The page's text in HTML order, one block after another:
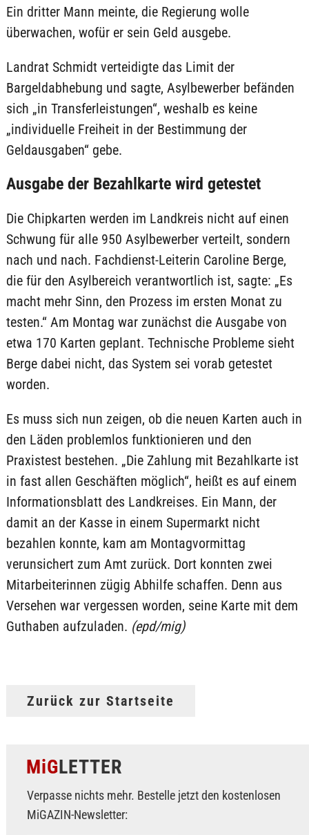
Ein dritter Mann meinte, die Regierung wolle
überwachen, wofür er sein Geld ausgebe.
Landrat Schmidt verteidigte das Limit der
Bargeldabhebung und sagte, Asylbewerber befänden
sich „in Transferleistungen“, weshalb es keine
„individuelle Freiheit in der Bestimmung der
Geldausgaben“ gebe.
Ausgabe der Bezahlkarte wird getestet
Die Chipkarten werden im Landkreis nicht auf einen
Schwung für alle 950 Asylbewerber verteilt, sondern
nach und nach. Fachdienst-Leiterin Caroline Berge,
die für den Asylbereich verantwortlich ist, sagte: „Es
macht mehr Sinn, den Prozess im ersten Monat zu
testen.“ Am Montag war zunächst die Ausgabe von
etwa 170 Karten geplant. Technische Probleme sieht
Berge dabei nicht, das System sei vorab getestet
worden.
Es muss sich nun zeigen, ob die neuen Karten auch in
den Läden problemlos funktionieren und den
Praxistest bestehen. „Die Zahlung mit Bezahlkarte ist
in fast allen Geschäften möglich“, heißt es auf einem
Informationsblatt des Landkreises. Ein Mann, der
damit an der Kasse in einem Supermarkt nicht
bezahlen konnte, kam am Montagvormittag
verunsichert zum Amt zurück. Dort konnten zwei
Mitarbeiterinnen zügig Abhilfe schaffen. Denn aus
Versehen war vergessen worden, seine Karte mit dem
Guthaben aufzuladen. (epd/mig)
Zurück zur Startseite
MiGLETTER
Verpasse nichts mehr. Bestelle jetzt den kostenlosen
MiGAZIN-Newsletter: